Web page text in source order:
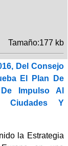
Tamaño:177 kb
Del Consejo
El Plan De
Impulso Al
Ciudades Y
la Estrategia